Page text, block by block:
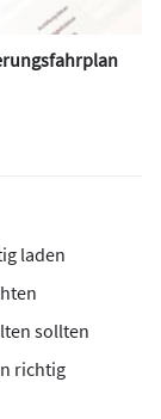
laden
sollten
richtig